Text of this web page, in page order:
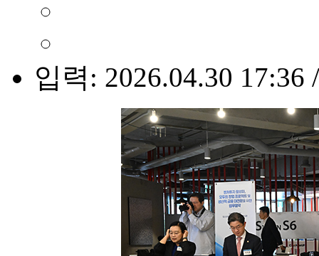
입력: 2026.04.30 17:36